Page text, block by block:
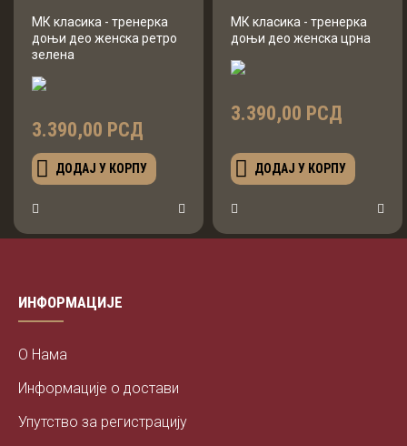
МК класика - тренерка
доњи део женска ретро
зелена
3.390,00 РСД
ДОДАЈ У КОРПУ
МК класика - тренерка
доњи део женска црна
3.390,00 РСД
ДОДАЈ У КОРПУ
ИНФОРМАЦИЈЕ
О Нама
Информације о достави
Упутство за регистрацију